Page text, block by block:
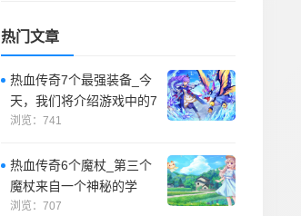
热门文章
热血传奇7个最强装备_今
天，我们将介绍游戏中的7
个最强装备。
浏览：741
热血传奇6个魔杖_第三个
魔杖来自一个神秘的学
者，它拥有智慧和知识，
浏览：707